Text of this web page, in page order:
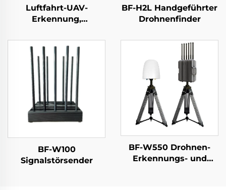
Luftfahrt-UAV-
Erkennung,
Perimeter-
Sicherheitslösungen
gegen Drohnen,
tragbarer
Langstrecken-Signal-
Detektor für FPV
BF-H2L Handgeführter
Drohnenfinder
BF-W100
Signalstörsender
BF-W550 Drohnen-
Erkennungs- und